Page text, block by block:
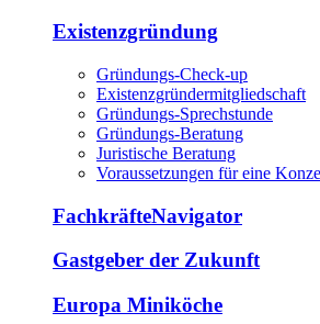
Existenzgründung
Gründungs-Check-up
Existenzgründermitgliedschaft
Gründungs-Sprechstunde
Gründungs-Beratung
Juristische Beratung
Voraussetzungen für eine
FachkräfteNavigator
Gastgeber der Zukunft
Europa Miniköche